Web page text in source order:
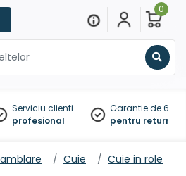
0
Serviciu clienti
profesional
Garantie de 60
pentru
Cuie Cuie in role